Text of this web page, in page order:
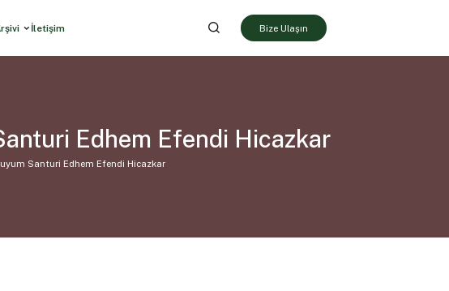
İletişim Bize Ulaşın
Edhem Efendi Hicazkar
Santuri Edhem Efendi Hicazkar